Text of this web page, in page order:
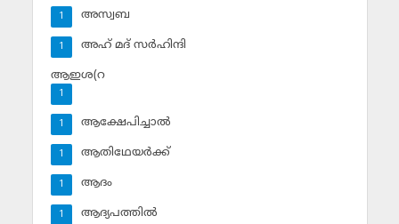
അസ്വബ
1
അഹ് മദ് സര്‍ഹിന്ദി
1
ആഇശ(റ
1
ആക്ഷേപിച്ചാല്‍
1
ആതിഥേയര്‍ക്ക്
1
ആദം
1
ആദ്യപത്തില്‍
1